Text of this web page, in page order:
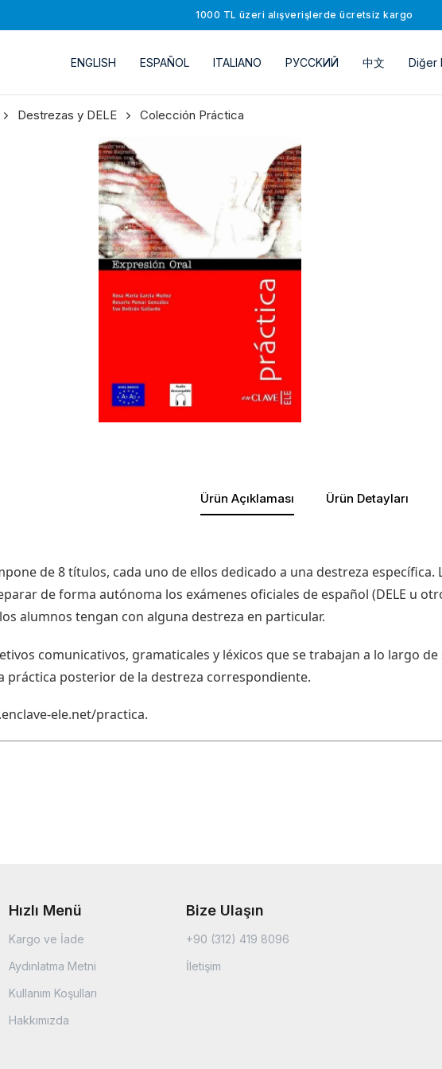
1000 TL üzeri alışverişlerde ücretsiz kargo
ENGLISH ESPAÑOL ITALIANO РУССKИЙ 中文 Diğer
Destrezas y DELE Colección Práctica
Ürün Açıklaması Ürün Detayları
de 8 títulos, cada uno de ellos dedicado a una destreza específica.
de forma autónoma los exámenes oficiales de español (DELE u
alumnos tengan con alguna destreza en particular.
comunicativos, gramaticales y léxicos que se trabajan a lo largo
práctica posterior de la destreza correspondiente.
ele.net/practica.
Hızlı Menü
Kargo ve İade
Aydınlatma Metni
Kullanım Koşulları
Hakkımızda
Bize Ulaşın
+90 (312) 419 8096
İletişim